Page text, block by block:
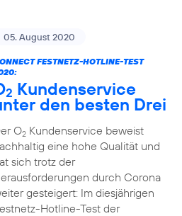
05. August 2020
FESTNETZ-HOTLINE-TEST
2 Kundenservice
den besten Drei
O2Kundenservice beweist
eine hohe Qualität und
sich trotz der
durch Corona
gesteigert: Im diesjährigen
Hotline-Test der